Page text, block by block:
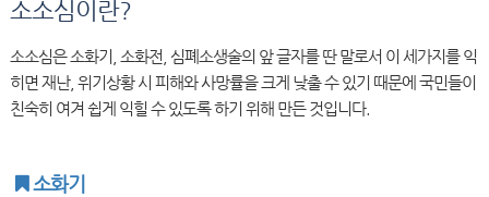
소소심이란?
소소심은 소화기, 소화전, 심폐소생술의 앞 글자를 딴 말로서 이 세가지를 익
히면 재난, 위기상황 시 피해와 사망률을 크게 낮출 수 있기 때문에 국민들이
친숙히 여겨 쉽게 익힐 수 있도록 하기 위해 만든 것입니다.
소화기